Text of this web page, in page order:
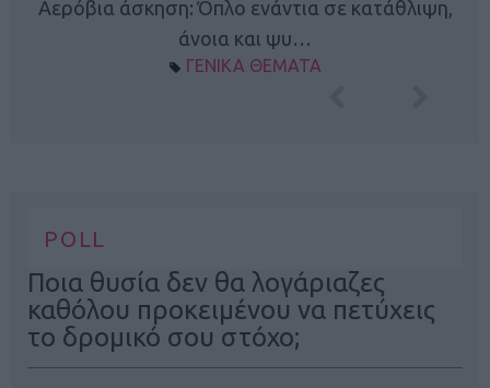
Αερόβια άσκηση: Όπλο ενάντια σε κατάθλιψη,
άνοια και ψυ…
ΓΕΝΙΚΑ ΘΕΜΑΤΑ
POLL
Ποια θυσία δεν θα λογάριαζες
καθόλου προκειμένου να πετύχεις
το δρομικό σου στόχο;